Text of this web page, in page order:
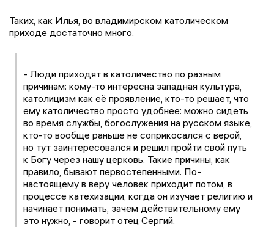
Таких, как Илья, во владимирском католическом
приходе достаточно много.
- Люди приходят в католичество по разным
причинам: кому-то интересна западная культура,
католицизм как её проявление, кто-то решает, что
ему католичество просто удобнее: можно сидеть
во время службы, богослужения на русском языке,
кто-то вообще раньше не соприкосался с верой,
но тут заинтересовался и решил пройти свой путь
к Богу через нашу церковь. Такие причины, как
правило, бывают первостепенными. По-
настоящему в веру человек приходит потом, в
процессе катехизации, когда он изучает религию и
начинает понимать, зачем действительному ему
это нужно, - говорит отец Сергий.